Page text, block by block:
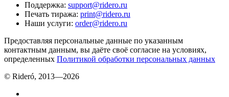
Поддержка: support@ridero.ru
Печать тиража: print@ridero.ru
Наши услуги: order@ridero.ru
Предоставляя персональные данные по указанным
контактным данным, вы даёте своё согласие на условиях,
определенных Политикой обработки персональных данных
© Rideró, 2013—2026